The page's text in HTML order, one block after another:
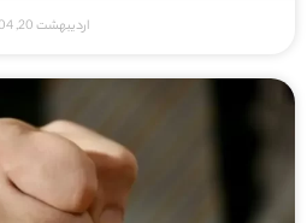
اردیبهشت 20, 1404